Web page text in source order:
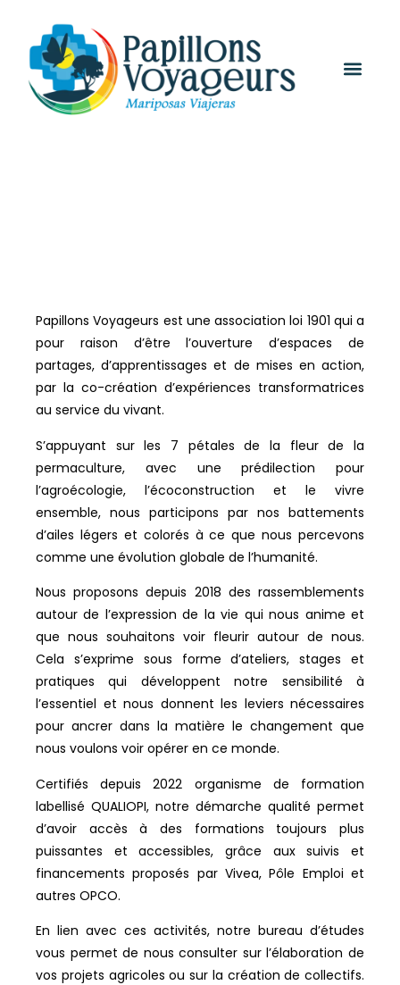
Papillons Voyageurs est une association loi 1901 qui a
pour raison d’être l’ouverture d’espaces de
partages, d’apprentissages et de mises en action,
par la co-création d’expériences transformatrices
au service du vivant.
S’appuyant sur les 7 pétales de la fleur de la
permaculture, avec une prédilection pour
l’agroécologie, l’écoconstruction et le vivre
ensemble, nous participons par nos battements
d’ailes légers et colorés à ce que nous percevons
comme une évolution globale de l’humanité.
Nous proposons depuis 2018 des rassemblements
autour de l’expression de la vie qui nous anime et
que nous souhaitons voir fleurir autour de nous.
Cela s’exprime sous forme d’ateliers, stages et
pratiques qui développent notre sensibilité à
l’essentiel et nous donnent les leviers nécessaires
pour ancrer dans la matière le changement que
nous voulons voir opérer en ce monde.
Certifiés depuis 2022 organisme de formation
labellisé QUALIOPI, notre démarche qualité permet
d’avoir accès à des formations toujours plus
puissantes et accessibles, grâce aux suivis et
financements proposés par Vivea, Pôle Emploi et
autres OPCO.
En lien avec ces activités, notre bureau d’études
vous permet de nous consulter sur l’élaboration de
vos projets agricoles ou sur la création de collectifs.